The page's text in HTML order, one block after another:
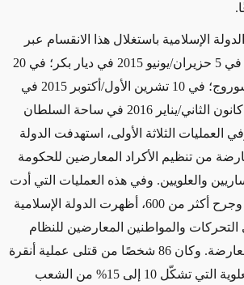
.
الإسلامية باستغلال هذا الانقسام عبر
أربع عمليات انتحارية: في 5 حزيران/يونيو 2015 في ديار بكر؛ في 20
تموز/يوليو 2015 في سوروج؛ في 10 تشرين الأول/أكتوبر 2015 في
أنقرة؛ وأحدثها في 12 كانون الثاني/يناير 2016 في ساحة السلطان
الثلاثة الأولى، استهدفت الدولة
من تنظيم الأكراد المعارضين للحكومة
والعلويين. وفي هذه العمليات التي أدت
إلى مقتل 139 شخصًا وجرح أكثر من 600، أظهرت الدولة الإسلامية
التحركات والمواطنين المعارضين للنظام
بغية إلحاق الضرر بالمعارضة. وكان 86 شخصًا من قتلى عملية أنقرة
الـ 102 من الطائفة العلوية التي تشكّل 10 إلى 15% من الشعب